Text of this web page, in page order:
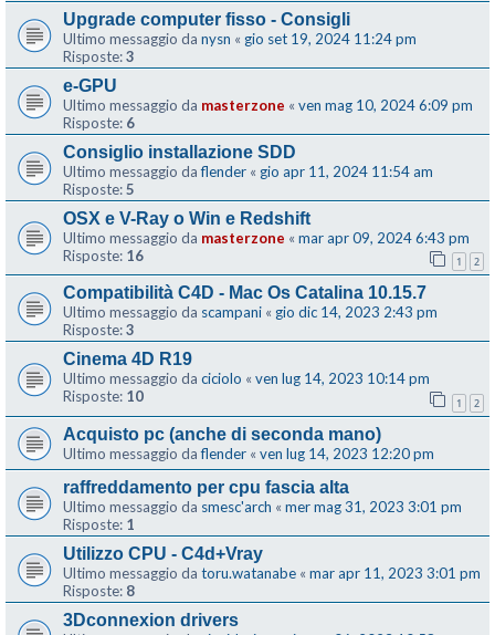
Upgrade computer fisso - Consigli
Ultimo messaggio da nysn « gio set 19, 2024 11:24 pm
Risposte:3
e-GPU
Ultimo messaggio da masterzone « ven mag 10, 2024 6:09 pm
Risposte: 6
Consiglio installazione SDD
Ultimo messaggio daflender « gio apr 11, 2024 11:54 am
Risposte:5
OSX e V-Ray o Win e Redshift
Ultimo messaggio da masterzone « mar apr 09, 2024 6:43 pm
Risposte: 16 1 2
Compatibilità C4D - Mac Os Catalina 10.15.7
Ultimo messaggio da scampani « gio dic 14, 2023 2:43 pm
Risposte:3
Cinema 4D R19
Ultimo messaggio da ciciolo « ven lug 14, 2023 10:14 pm
Risposte: 10 1 2
Acquisto pc (anche di seconda mano)
Ultimo messaggio daflender « ven lug 14, 2023 12:20 pm
raffreddamento per cpu fascia alta
Ultimo messaggio da smesc'arch « mer mag 31, 2023 3:01 pm
Risposte: 1
Utilizzo CPU - C4d+Vray
Ultimo messaggio da toru.watanabe « mar apr 11, 2023 3:01 pm
Risposte: 8
3Dconnexion drivers